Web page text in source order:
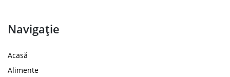
Navigație
Acasă
Alimente